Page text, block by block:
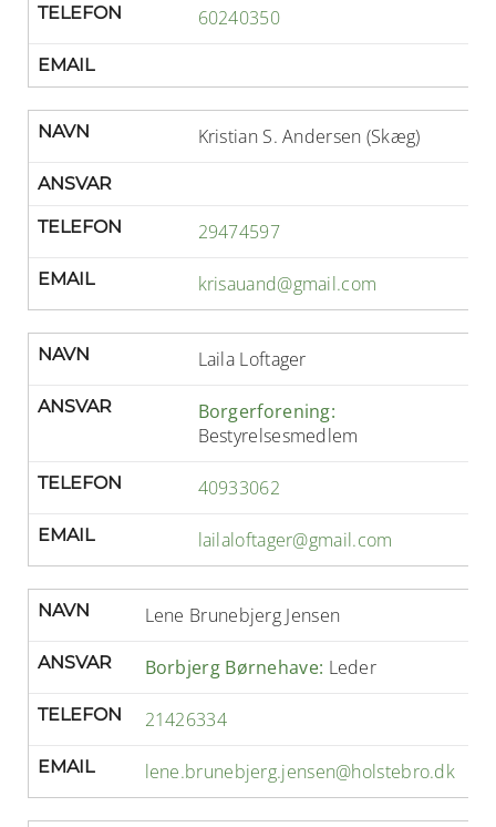
TELEFON 60240350
EMAIL
NAVN Kristian S. Andersen (Skæg)
ANSVAR
TELEFON 29474597
EMAIL krisauand@gmail.com
NAVN Laila Loftager
ANSVAR
Borgerforening:
Bestyrelsesmedlem
TELEFON 40933062
EMAIL lailaloftager@gmail.com
NAVN Lene Brunebjerg Jensen
ANSVAR Borbjerg Børnehave: Leder
TELEFON 21426334
EMAIL lene.brunebjerg.jensen@holstebro.dk